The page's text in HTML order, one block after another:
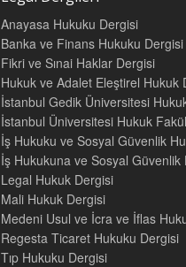
Anayasa Hukuku Dergisi
Banka ve Finans Hukuku Dergisi
Fikri ve Sınai Haklar Dergisi
Hukuk ve Adalet Eleştirel Hukuk
İstanbul Gedik Üniversitesi
İstanbul Üniversitesi Hukuk
İş Hukuku ve Sosyal Güvenlik
İş Hukukuna ve Sosyal Güvenlik
Legal Hukuk Dergisi
Mali Hukuk Dergisi
Medeni Usul ve İcra ve İflas
Regesta Ticaret Hukuku Dergisi
Tıp Hukuku Dergisi